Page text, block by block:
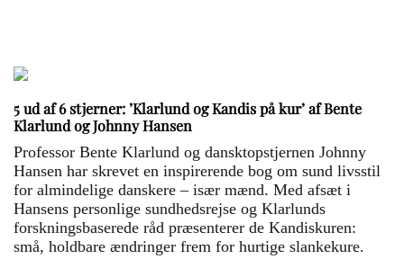
5 ud af 6 stjerner: ’Klarlund og Kandis på kur’ af Bente
Klarlund og Johnny Hansen
Professor Bente Klarlund og dansktopstjernen Johnny
Hansen har skrevet en inspirerende bog om sund livsstil
for almindelige danskere – især mænd. Med afsæt i
Hansens personlige sundhedsrejse og Klarlunds
forskningsbaserede råd præsenterer de Kandiskuren:
små, holdbare ændringer frem for hurtige slankekure.